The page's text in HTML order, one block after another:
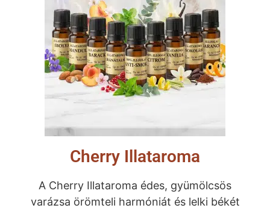
Cherry Illataroma
A Cherry Illataroma édes, gyümölcsös
varázsa örömteli harmóniát és lelki békét